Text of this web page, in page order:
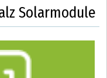
Solarmodule